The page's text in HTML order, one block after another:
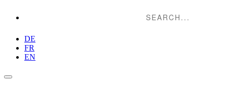
DE
FR
EN